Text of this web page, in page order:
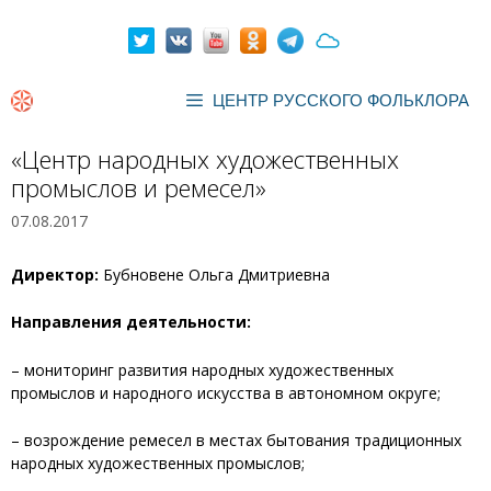
ЦЕНТР РУССКОГО ФОЛЬКЛОРА
«Центр народных художественных
промыслов и ремесел»
07.08.2017
Директор: Бубновене Ольга Дмитриевна
Направления деятельности:
– мониторинг развития народных художественных
промыслов и народного искусства в автономном округе;
– возрождение ремесел в местах бытования традиционных
народных художественных промыслов;